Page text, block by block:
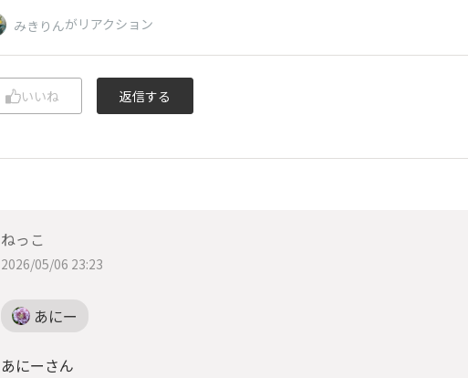
みきりんがリアクション
いいね 返信する
ねっこ
2026/05/06 23:23
あにー
あにーさん